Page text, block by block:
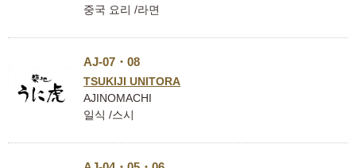
중국 요리 /라면
AJ-07・08
TSUKIJI UNITORA
AJINOMACHI
일식 /스시